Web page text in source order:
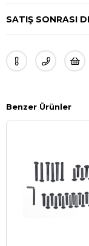
SATIŞ SONRASI
Benzer Ürünler